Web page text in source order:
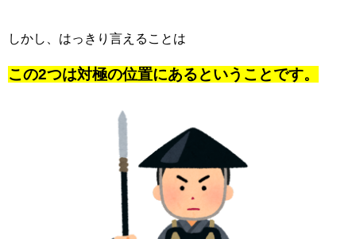
しかし、はっきり言えることは
この2つは対極の位置にあるということです。